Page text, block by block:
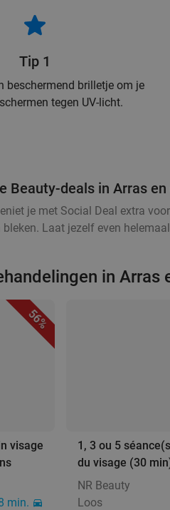
Tip 1
beschermend brilletje om je
tegen UV-licht.
Beauty-deals in Arras
je met Social Deal extra
Laat jezelf even
in Arras
56%
visage
min.
1, 3 ou 5
du visage (30
NR Beauty
Loos